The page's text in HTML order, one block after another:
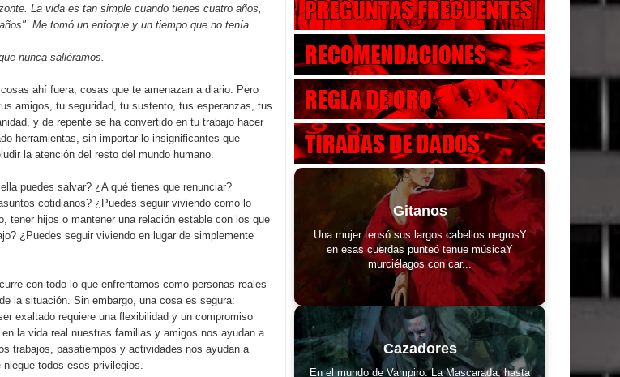
La vida es tan simple cuando tienes cuatro años,
Me tomó un enfoque y un tiempo que no tenía.
nunca saliéramos.
ahí fuera, cosas que te amenazan a diario. Pero
amigos, tu seguridad, tu sustento, tus esperanzas, tus
y de repente se ha convertido en tu trabajo hacer
herramientas, sin importar lo insignificantes que
la atención del resto del mundo humano.
puedes salvar? ¿A qué tienes que renunciar?
cotidianos? ¿Puedes seguir viviendo como lo
tener hijos o mantener una relación estable con los que
¿Puedes seguir viviendo en lugar de simplemente
con todo lo que enfrentamos como personas reales
la situación. Sin embargo, una cosa es segura:
exaltado requiere una flexibilidad y un compromiso
la vida real nuestras familias y amigos nos ayudan a
trabajos, pasatiempos y actividades nos ayudan a
todos esos privilegios.
Gitanos
Una mujer tensó sus largos cabellos negrosY
en esas cuerdas punteó tenue músicaY
murciélagos con car...
Cazadores
En el mundo de Vampiro: La Mascarada, hasta